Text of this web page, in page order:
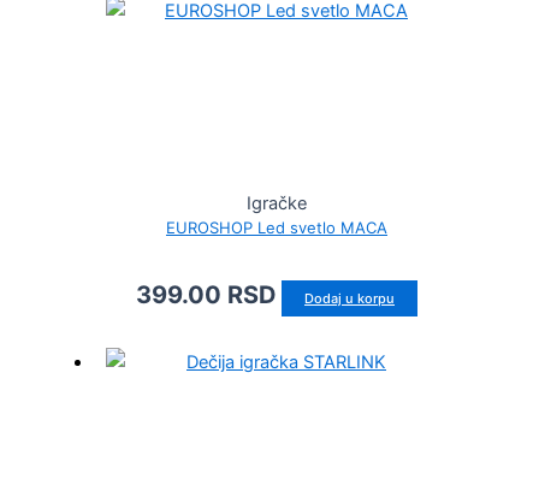
Igračke
EUROSHOP Led svetlo MACA
399.00 RSD Dodaj u korpu